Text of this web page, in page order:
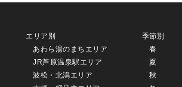
エリア別
あわら湯のまちエリア
JR芦原温泉駅エリア
波松・北潟エリア
季節別
春
夏
秋